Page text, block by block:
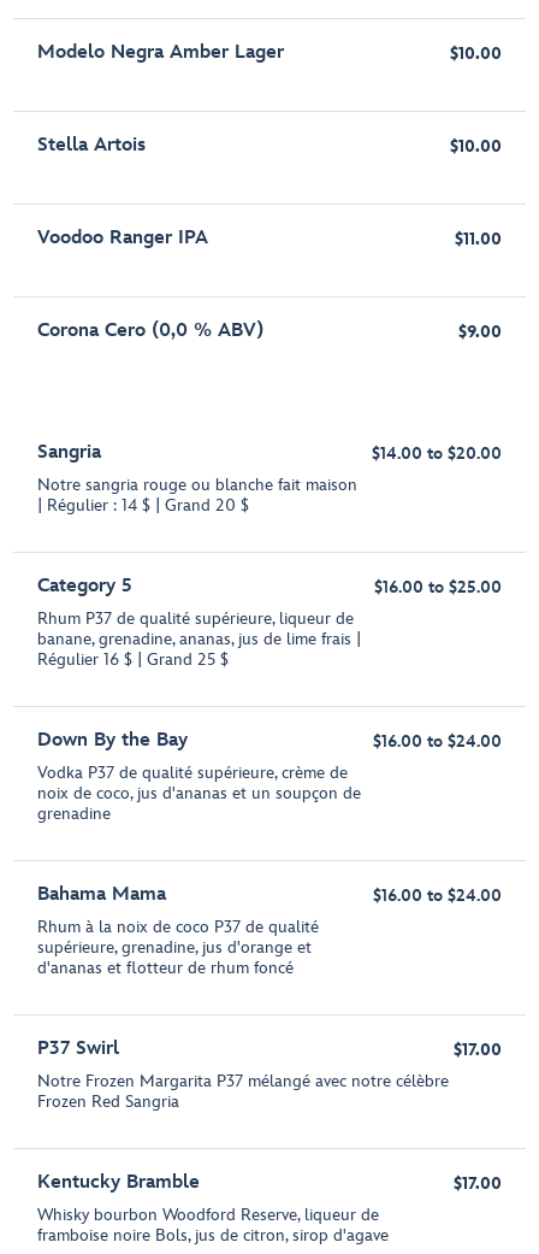
Modelo Negra Amber Lager $10.00
Stella Artois $10.00
Voodoo Ranger IPA $11.00
Corona Cero (0,0 % ABV) $9.00
Sangria
Notre sangria rouge ou blanche fait maison
| Régulier : 14 $ | Grand 20 $
$14.00 to $20.00
Category 5
Rhum P37 de qualité supérieure, liqueur de
banane, grenadine, ananas, jus de lime frais |
Régulier 16 $ | Grand 25 $
$16.00 to $25.00
Down By the Bay
Vodka P37 de qualité supérieure, crème de
noix de coco, jus d'ananas et un soupçon de
grenadine
$16.00 to $24.00
Bahama Mama
Rhum à la noix de coco P37 de qualité
supérieure, grenadine, jus d'orange et
d'ananas et flotteur de rhum foncé
$16.00 to $24.00
P37 Swirl
Notre Frozen Margarita P37 mélangé avec notre célèbre
Frozen Red Sangria
$17.00
Kentucky Bramble
Whisky bourbon Woodford Reserve, liqueur de
framboise noire Bols, jus de citron, sirop d'agave
$17.00